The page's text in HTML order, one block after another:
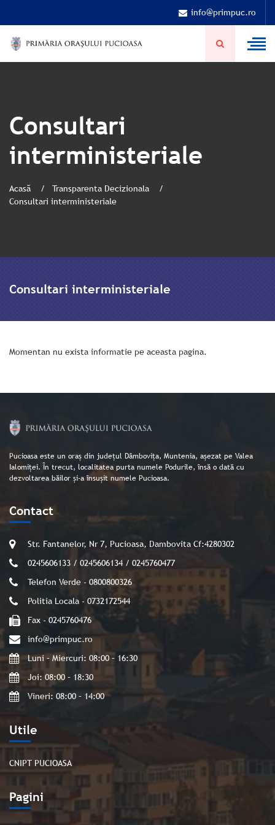
info@primpuc.ro
Consultari
interministeriale
Acasă
Transparenta Decizionala
Consultari interministeriale
Consultari interministeriale
Momentan nu exista informatie pe aceasta pagina.
Pucioasa este un oraș din județul Dâmbovița, Muntenia, așezat pe Valea
Ialomiței. În trecut, localitatea purta numele Podurile, însă o dată cu
dezvoltarea băilor și-a însușit numele Pucioasa.
Utile
CNIPT PUCIOASA
Pagini
Contact
Str. Fantanelor, Nr 7, Pucioasa, Dambovita Cf:4280302
0245606133 / 0245606134 / 0245760477
Telefon Verde - 0800800326
Politia Locala - 0732172544
Fax - 0245760476
info@primpuc.ro
Luni – Miercuri: 08:00 – 16:30
Joi: 08:00 – 18:30
Vineri: 08:00 – 14:00